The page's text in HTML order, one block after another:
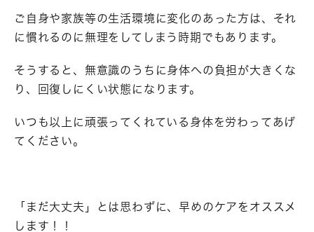
ご自身や家族等の生活環境に変化のあった方は、それ
に慣れるのに無理をしてしまう時期でもあります。
そうすると、無意識のうちに身体への負担が大きくな
り、回復しにくい状態になります。
いつも以上に頑張ってくれている身体を労わってあげ
てください。
「まだ大丈夫」とは思わずに、早めのケアをオススメ
します！！